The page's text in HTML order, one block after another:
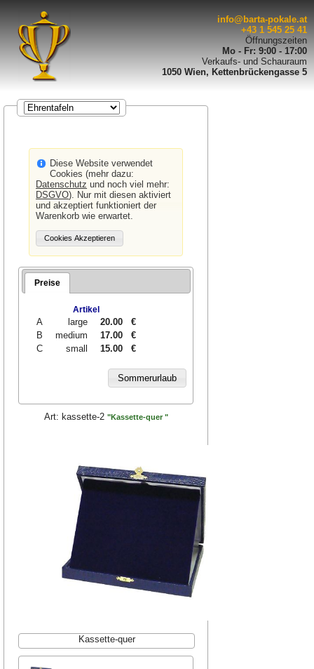
info@barta-pokale.at
+43 1 545 25 41
Öffnungszeiten
Mo - Fr: 9:00 - 17:00
Verkaufs- und Schauraum
1050 Wien, Kettenbrückengasse 5
Diese Website verwendet
Cookies (mehr dazu:
Datenschutz und noch viel mehr:
DSGVO). Nur mit diesen aktiviert
und akzeptiert funktioniert der
Warenkorb wie erwartet.
Preise
Artikel
A large 20.00 €
B
medium 17.00 €
C
small 15.00 €
Art: kassette-2 "Kassette-quer "
Kassette-quer